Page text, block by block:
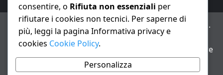
ANNO XXIII – Testata giornalistica reg. Trib. Milano n.
487 del 20/9/2002 – Dir. resp. Andrea Fiorini
Avviso IA: alcuni articoli di questo sito possono essere
realizzati con il supporto di sistemi di intelligenza
consentire, o Rifiuta non essenziali per
rifiutare i cookies non tecnici. Per saperne di
più, leggi la pagina Informativa privacy e
cookies Cookie Policy.
Personalizza